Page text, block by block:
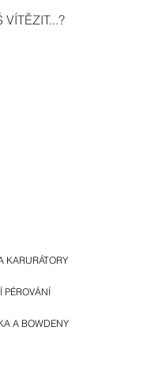
KARURÁTORY
PÉROVÁNÍ
A BOWDENY